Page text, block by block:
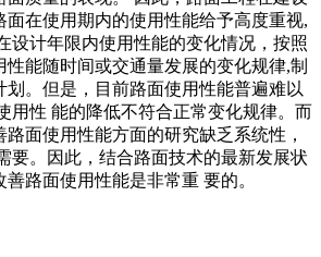
面在使用期内的使用性能给予高度重视,
设计年限内使用性能的变化情况，按照
性能随时间或交通量发展的变化规律,制
划。但是，目前路面使用性能普遍难以
用性 能的降低不符合正常变化规律。而
路面使用性能方面的研究缺乏系统性，
要。因此，结合路面技术的最新发展状
路面使用性能是非常重 要的。